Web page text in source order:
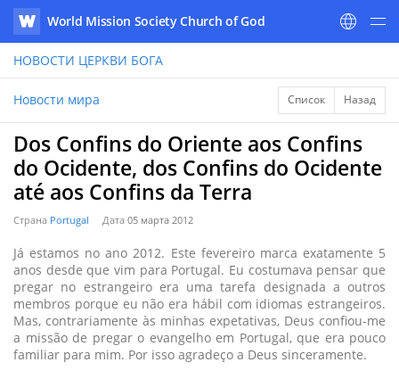
WATV
World Mission Society Church of God
НОВОСТИ ЦЕРКВИ БОГА
Новости мира Список Назад
Dos Confins do Oriente aos Confins
do Ocidente, dos Confins do Ocidente
até aos Confins da Terra
Страна Portugal Дата 05 марта 2012
Já estamos no ano 2012. Este fevereiro marca exatamente 5
anos desde que vim para Portugal. Eu costumava pensar que
pregar no estrangeiro era uma tarefa designada a outros
membros porque eu não era hábil com idiomas estrangeiros.
Mas, contrariamente às minhas expetativas, Deus confiou-me
a missão de pregar o evangelho em Portugal, que era pouco
familiar para mim. Por isso agradeço a Deus sinceramente.